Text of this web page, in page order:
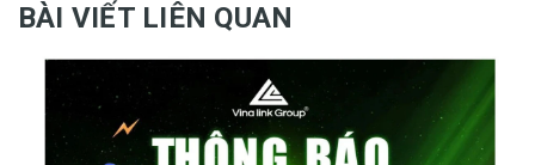
BÀI VIẾT LIÊN QUAN